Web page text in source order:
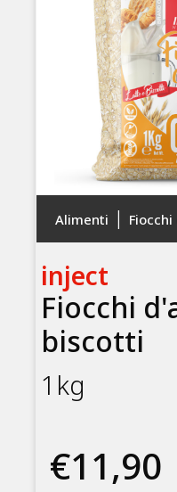
Alimenti | Fiocchi
inject
Fiocchi
biscotti
1kg
€11,90